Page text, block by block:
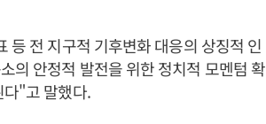
등 전 지구적 기후변화 대응의 상징적 인
의 안정적 발전을 위한 정치적 모멘텀 확
다"고 말했다.